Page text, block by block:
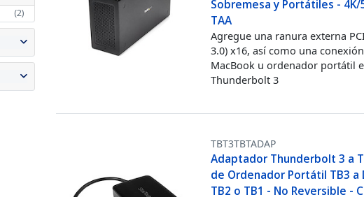
(2)
Sobremesa y Portátiles - 4K/
TAA
Agregue una ranura externa
3.0) x16, así como una
MacBook u ordenador portátil
Thunderbolt 3
TBT3TBTADAP
Adaptador Thunderbolt 3 a
de Ordenador Portátil TB3 a
TB2 o TB1 - No Reversible -